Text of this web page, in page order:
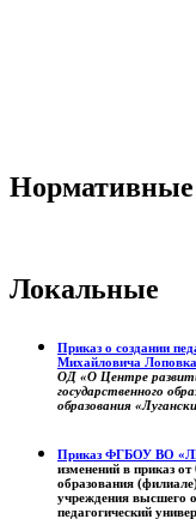
Локальные
Приказ о создании
Михайловича Лоповка
ОД «О Центре
государственного
образования
Приказ ФГБОУ ВО
изменений в приказ
образования
учреждения высшего
педагогический